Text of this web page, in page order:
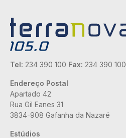
Tel: 234 390 100 Fax: 234 390 100
Endereço Postal
Apartado 42
Rua Gil Eanes 31
3834-908 Gafanha da Nazaré
Estúdios